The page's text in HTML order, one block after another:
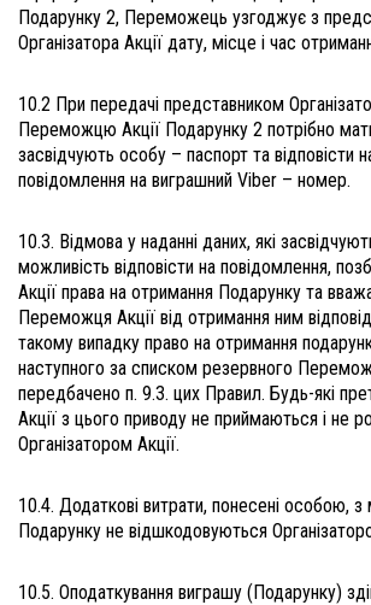
Подарунку 2, Переможець узгоджує з
Організатора Акції дату, місце і час
10.2 При передачі представником
Переможцю Акції Подарунку 2 потрібно
засвідчують особу – паспорт та відповісти
повідомлення на виграшний Viber – номер.
10.3. Відмова у наданні даних, які
можливість відповісти на повідомлення,
Акції права на отримання Подарунку та
Переможця Акції від отримання ним
такому випадку право на отримання
наступного за списком резервного
передбачено п. 9.3. цих Правил. Будь-які
Акції з цього приводу не приймаються і не
Організатором Акції.
10.4. Додаткові витрати, понесені особою,
Подарунку не відшкодовуються
10.5. Оподаткування виграшу (Подарунку)